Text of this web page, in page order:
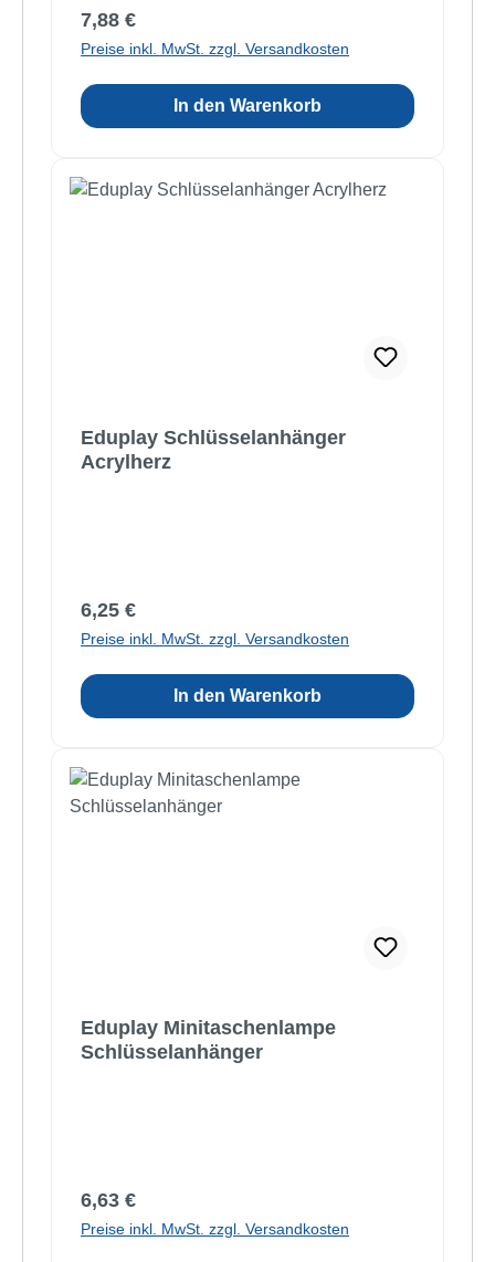
Regulärer Preis:
7,88 €
Preise inkl. MwSt. zzgl. Versandkosten
In den Warenkorb
Eduplay Schlüsselanhänger
Acrylherz
Regulärer Preis:
6,25 €
Preise inkl. MwSt. zzgl. Versandkosten
In den Warenkorb
Eduplay Minitaschenlampe
Schlüsselanhänger
Regulärer Preis:
6,63 €
Preise inkl. MwSt. zzgl. Versandkosten